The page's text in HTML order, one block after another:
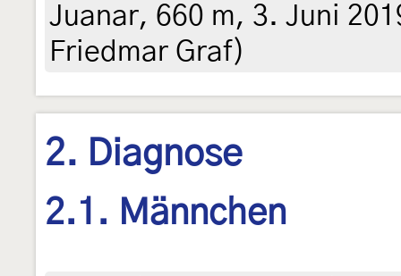
Juanar, 660 m, 3. Juni
Friedmar Graf)
2. Diagnose
2.1. Männchen